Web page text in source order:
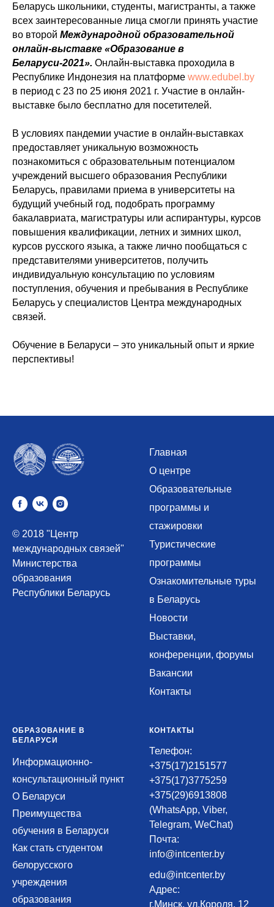
Беларусь школьники, студенты, магистранты, а также
всех заинтересованные лица смогли принять участие
во второй Международной образовательной
онлайн-выставке «Образование в
Беларуси-2021». Онлайн-выставка проходила в
Республике Индонезия на платформе www.edubel.by
в период с 23 по 25 июня 2021 г. Участие в онлайн-
выставке было бесплатно для посетителей.
В условиях пандемии участие в онлайн-выставках
предоставляет уникальную возможность
познакомиться с образовательным потенциалом
учреждений высшего образования Республики
Беларусь, правилами приема в университеты на
будущий учебный год, подобрать программу
бакалавриата, магистратуры или аспирантуры, курсов
повышения квалификации, летних и зимних школ,
курсов русского языка, а также лично пообщаться с
представителями университетов, получить
индивидуальную консультацию по условиям
поступления, обучения и пребывания в Республике
Беларусь у специалистов Центра международных
связей.
Обучение в Беларуси – это уникальный опыт и яркие
перспективы!
© 2018 "Центр
международных связей"
Министерства
образования
Республики Беларусь
Главная
О центре
Образовательные
программы и
стажировки
Туристические
программы
Ознакомительные туры
в Беларусь
Новости
Выставки,
конференции, форумы
Вакансии
Контакты
ОБРАЗОВАНИЕ В
БЕЛАРУСИ
Информационно-
консультационный пункт
О Беларуси
Преимущества
обучения в Беларуси
Как стать студентом
белорусского
учреждения
образования
КОНТАКТЫ
Телефон:
+375(17)2151577
+375(17)3775259
+375(29)6913808
(WhatsApp, Viber,
Telegram, WeChat)
Почта:
info@intcenter.by
edu@intcenter.by
Адрес:
г.Минск, ул.Короля, 12